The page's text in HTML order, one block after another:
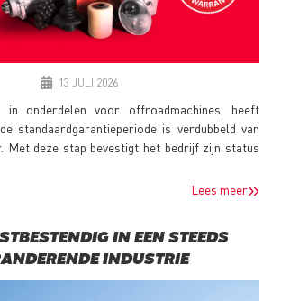
13 JULI 2026
in onderdelen voor offroadmachines, heeft
standaardgarantieperiode is verdubbeld van
Met deze stap bevestigt het bedrijf zijn status
Lees meer
IN EEN STEEDS
INDUSTRIE